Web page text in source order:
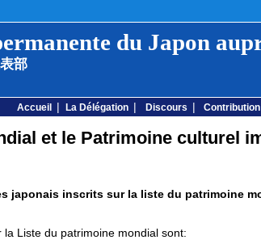
du Japon
部
Accueil | La Délégation | Discours | Contribution
et le Patrimoine culturel
japonais inscrits sur la liste du patrimoine
Liste du patrimoine mondial sont: